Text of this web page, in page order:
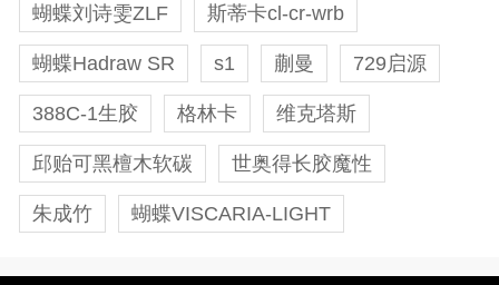
蝴蝶刘诗雯ZLF 斯蒂卡cl-cr-wrb
蝴蝶Hadraw SR s1 蒯曼 729启源
388C-1生胶 格林卡 维克塔斯
邱贻可黑檀木软碳 世奥得长胶魔性
朱成竹 蝴蝶VISCARIA-LIGHT